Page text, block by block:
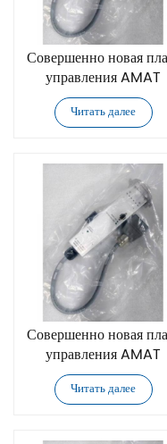
Совершенно новая
управления AMAT
Applied Materials
0090-07035-02
Читать далее
Совершенно новая
управления AMAT
Applied Materials
0090-04736
Читать далее